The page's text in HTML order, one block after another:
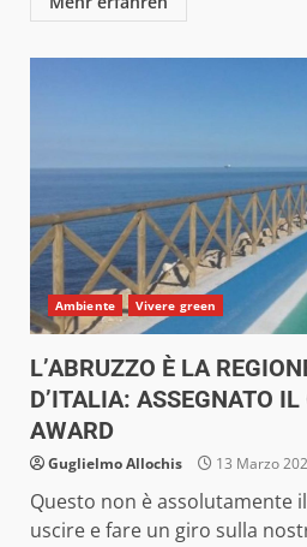
Ambiente Vivere green
L’ABRUZZO È LA
D’ITALIA: ASSEGNATO IL
AWARD
Guglielmo Allochis 13 Marzo
Questo non è assolutamente
uscire e fare un giro sulla